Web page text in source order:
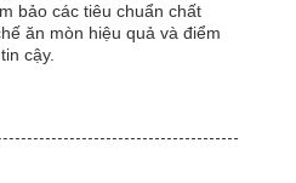
bảo các tiêu chuẩn chất
ăn mòn hiệu quả và điểm
cậy.